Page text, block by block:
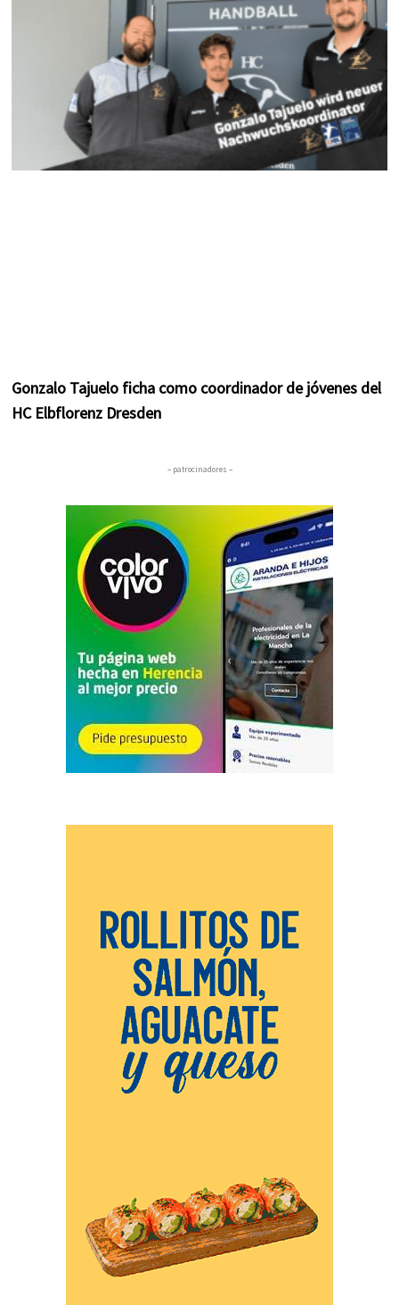
a
m
s
t
Gonzalo Tajuelo ficha como coordinador de jóvenes del
HC Elbflorenz Dresden
– patrocinadores –